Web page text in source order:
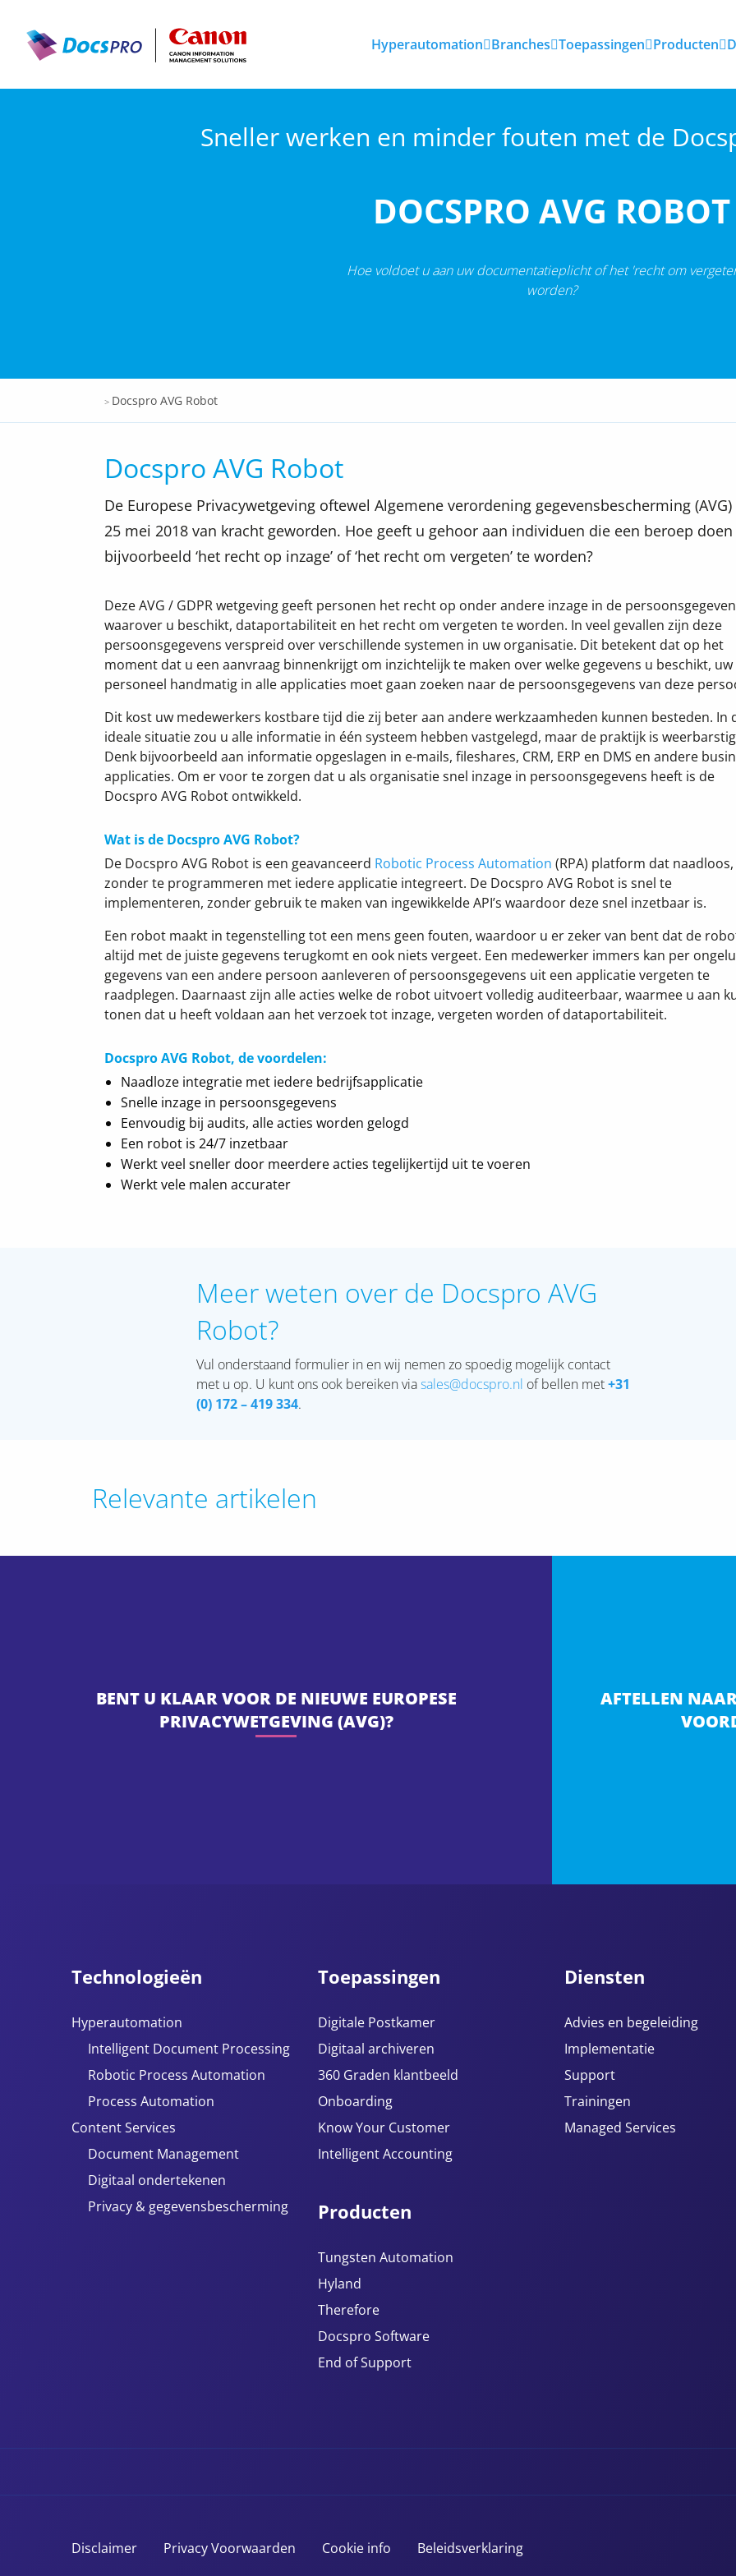
Hyperautomation Branches Toepassingen Producten
Sneller werken en minder fouten met de
DOCSPRO AVG ROBOT
Hoe voldoet u aan uw documentatieplicht of het 'recht om
worden?
Docspro
> Docspro AVG Robot
Docspro AVG Robot
De Europese Privacywetgeving oftewel Algemene verordening gegevensbescherming
25 mei 2018 van kracht geworden. Hoe geeft u gehoor aan individuen die een beroep
bijvoorbeeld ‘het recht op inzage’ of ‘het recht om vergeten’ te worden?
Deze AVG / GDPR wetgeving geeft personen het recht op onder andere inzage in de
waarover u beschikt, dataportabiliteit en het recht om vergeten te worden. In veel gevallen zijn deze
persoonsgegevens verspreid over verschillende systemen in uw organisatie. Dit betekent dat op het
moment dat u een aanvraag binnenkrijgt om inzichtelijk te maken over welke gegevens u beschikt, uw
personeel handmatig in alle applicaties moet gaan zoeken naar de persoonsgegevens van deze
Dit kost uw medewerkers kostbare tijd die zij beter aan andere werkzaamheden kunnen besteden. In
ideale situatie zou u alle informatie in één systeem hebben vastgelegd, maar de praktijk is
Denk bijvoorbeeld aan informatie opgeslagen in e-mails, fileshares, CRM, ERP en DMS en andere
applicaties. Om er voor te zorgen dat u als organisatie snel inzage in persoonsgegevens heeft is de
Docspro AVG Robot ontwikkeld.
Wat is de Docspro AVG Robot?
De Docspro AVG Robot is een geavanceerd Robotic Process Automation (RPA) platform dat naadloos,
zonder te programmeren met iedere applicatie integreert. De Docspro AVG Robot is snel te
implementeren, zonder gebruik te maken van ingewikkelde API’s waardoor deze snel inzetbaar is.
Een robot maakt in tegenstelling tot een mens geen fouten, waardoor u er zeker van bent dat de
altijd met de juiste gegevens terugkomt en ook niets vergeet. Een medewerker immers kan per
gegevens van een andere persoon aanleveren of persoonsgegevens uit een applicatie vergeten te
raadplegen. Daarnaast zijn alle acties welke de robot uitvoert volledig auditeerbaar, waarmee u aan
tonen dat u heeft voldaan aan het verzoek tot inzage, vergeten worden of dataportabiliteit.
Docspro AVG Robot, de voordelen:
Naadloze integratie met iedere bedrijfsapplicatie
Snelle inzage in persoonsgegevens
Eenvoudig bij audits, alle acties worden gelogd
Een robot is 24/7 inzetbaar
Werkt veel sneller door meerdere acties tegelijkertijd uit te voeren
Werkt vele malen accurater
Meer weten over de Docspro AVG
Robot?
Vul onderstaand formulier in en wij nemen zo spoedig mogelijk contact
met u op. U kunt ons ook bereiken viasales@docspro.nl of bellen met+31
(0) 172 – 419334.
Relevante artikelen
BENT U KLAAR VOOR DE NIEUWE EUROPESE
PRIVACYWETGEVING (AVG)?
AFTELLEN
Technologieën
Hyperautomation
Intelligent Document Processing
Robotic Process Automation
Process Automation
Content Services
Document Management
Digitaal ondertekenen
Privacy & gegevensbescherming
Toepassingen
Digitale Postkamer
Digitaal archiveren
360 Graden klantbeeld
Onboarding
Know Your Customer
Intelligent Accounting
Producten
Tungsten Automation
Hyland
Therefore
Docspro Software
End of Support
Diensten
Advies en begeleiding
Implementatie
Support
Trainingen
Managed Services
Disclaimer Privacy Voorwaarden Cookie info Beleidsverklaring